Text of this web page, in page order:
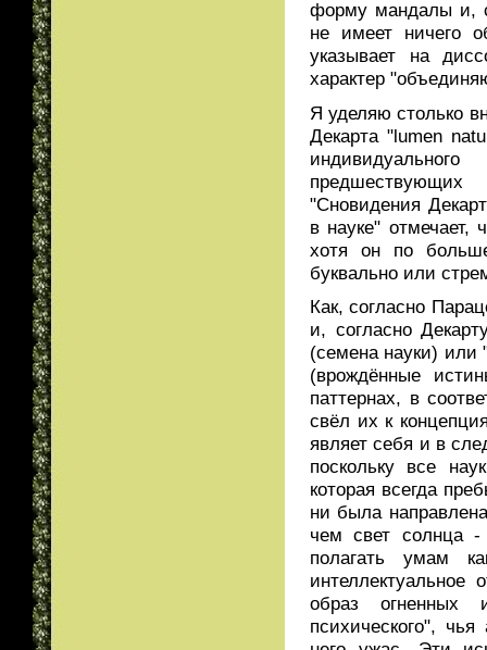
форму мандалы и,
не имеет ничего
указывает на
характер
Я уделяю столько
Декарта "lumen
"Сновидения
в науке"
хотя он по
буквально или
Как, согласно
и, согласно
(семена науки) или
(врождённые
паттернах, в
свёл их к
являет себя и в
поскольку все
которая всегда
ни была
чем свет солнца -
полагать умам
интеллектуальное
образ огненных
психического",